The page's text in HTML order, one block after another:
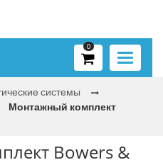
Toggle
0
системы
Монтажный комплект
Bowers &